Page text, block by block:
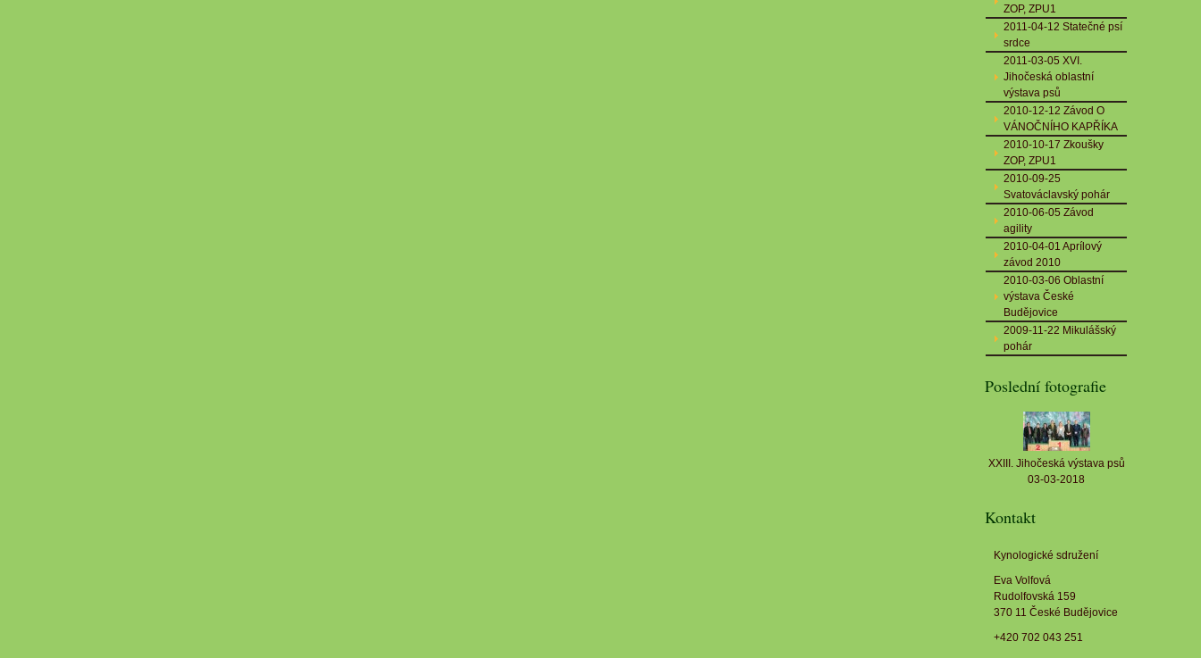
ZOP, ZPU1
2011-04-12 Statečné psí
srdce
2011-03-05 XVI.
Jihočeská oblastní
výstava psů
2010-12-12 Závod O
VÁNOČNÍHO KAPŘÍKA
2010-10-17 Zkoušky
ZOP, ZPU1
2010-09-25
Svatováclavský pohár
2010-06-05 Závod
agility
2010-04-01 Aprílový
závod 2010
2010-03-06 Oblastní
výstava České
Budějovice
2009-11-22 Mikulášský
pohár
Poslední fotografie
XXIII. Jihočeská výstava psů
03-03-2018
Kontakt
Kynologické sdružení
Eva Volfová
Rudolfovská 159
370 11 České Budějovice
+420 702 043 251